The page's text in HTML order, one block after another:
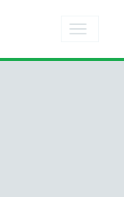
Toggle